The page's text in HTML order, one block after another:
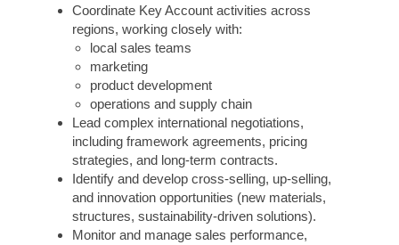
Coordinate Key Account activities across
regions, working closely with:
local sales teams
marketing
product development
operations and supply chain
Lead complex international negotiations,
including framework agreements, pricing
strategies, and long-term contracts.
Identify and develop cross-selling, up-selling,
and innovation opportunities (new materials,
structures, sustainability-driven solutions).
Monitor and manage sales performance,